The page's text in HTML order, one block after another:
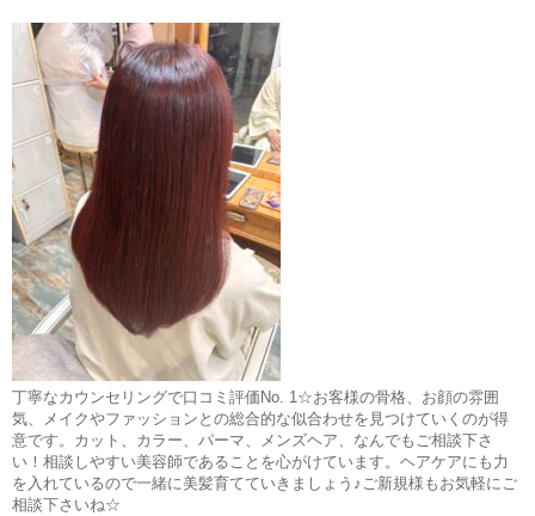
丁寧なカウンセリングで口コミ評価No. 1☆お客様の骨格、お顔の雰囲
気、メイクやファッションとの総合的な似合わせを見つけていくのが得
意です。カット、カラー、パーマ、メンズヘア、なんでもご相談下さ
い！相談しやすい美容師であることを心がけています。ヘアケアにも力
を入れているので一緒に美髪育てていきましょう♪ご新規様もお気軽にご
相談下さいね☆